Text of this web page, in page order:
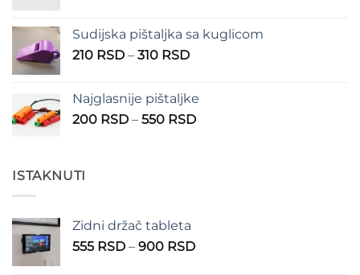
Sudijska pištaljka sa kuglicom
210 RSD – 310 RSDRaspon
210 RSD
do
Najglasnije pištaljke
200 RSD – 550 RSDRaspon
ISTAKNUTI
Zidni držač tableta
555 RSD – 900 RSDRaspon